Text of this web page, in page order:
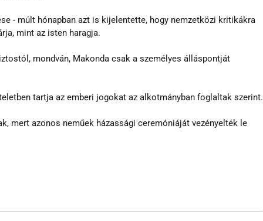
- múlt hónapban azt is kijelentette, hogy nemzetközi kritikákra
mint az isten haragja.
mondván, Makonda csak a személyes álláspontját
tartja az emberi jogokat az alkotmányban foglaltak szerint.
mert azonos neműek házassági ceremóniáját vezényelték le